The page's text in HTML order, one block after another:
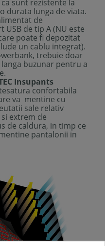
sunt rezistente la
durata lunga de viata.
de
de tip A (NU este
poate fi depozitat
un cablu integrat).
trebuie doar
buzunar pentru a
Insupants
confortabila
va mentine cu
sale relativ
extrem de
de caldura, in timp ce
pantalonii in